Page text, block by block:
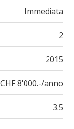
Immediata
2
2015
CHF 8'000.-/anno
3.5